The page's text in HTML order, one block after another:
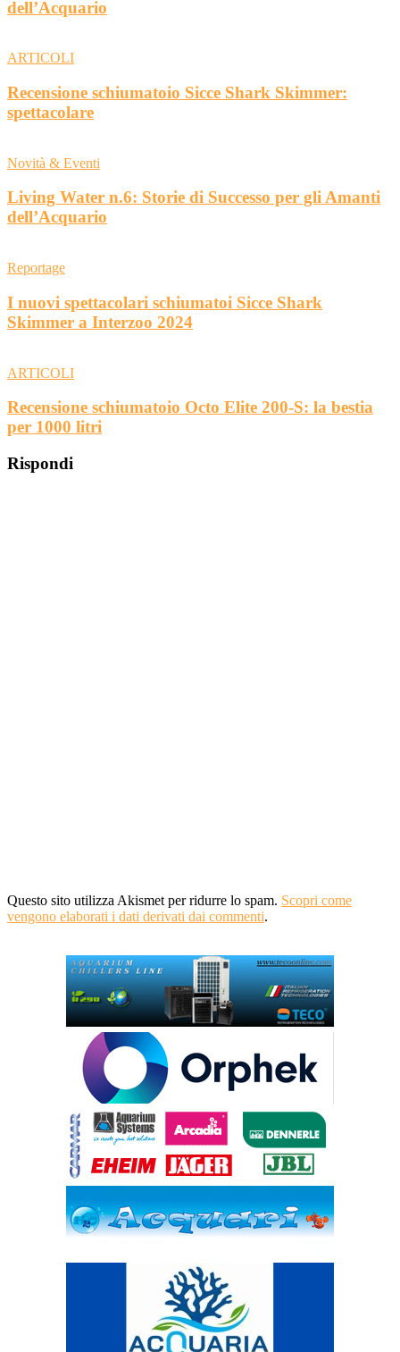
dell’Acquario
ARTICOLI
Recensione schiumatoio Sicce Shark Skimmer:
spettacolare
Novità & Eventi
Living Water n.6: Storie di Successo per gli Amanti
dell’Acquario
Reportage
I nuovi spettacolari schiumatoi Sicce Shark
Skimmer a Interzoo 2024
ARTICOLI
Recensione schiumatoio Octo Elite 200-S: la bestia
per 1000 litri
Rispondi
Questo sito utilizza Akismet per ridurre lo spam. Scopri come
vengono elaborati i dati derivati dai commenti.